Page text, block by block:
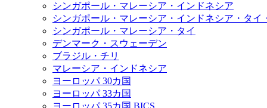
シンガポール・マレーシア・インドネシア
シンガポール・マレーシア・インドネシア・タイ
シンガポール・マレーシア・タイ
デンマーク・スウェーデン
ブラジル・チリ
マレーシア・インドネシア
ヨーロッパ 30カ国
ヨーロッパ 33カ国
ヨーロッパ 35カ国 BICS